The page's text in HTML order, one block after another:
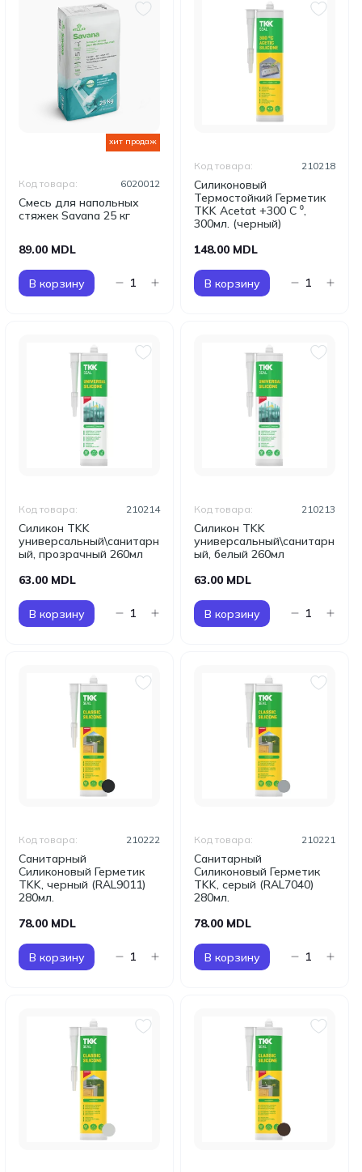
хит продаж
Смесь для напольных
стяжек Savana 25 кг
Код товара: 6020012
89.00 MDL
В корзину
Силиконовый
Термостойкий Герметик
TKK Acetat +300 С ⁰,
300мл. (черный)
Код товара: 210218
148.00 MDL
В корзину
Силикон TKK
универсальный\санитарн
ый, прозрачный 260мл
Код товара: 210214
63.00 MDL
В корзину
Силикон TKK
универсальный\санитарн
ый, белый 260мл
Код товара: 210213
63.00 MDL
В корзину
Санитарный
Силиконовый Герметик
TKK, черный (RAL9011)
280мл.
Код товара: 210222
78.00 MDL
В корзину
Санитарный
Силиконовый Герметик
TKK, серый (RAL7040)
280мл.
Код товара: 210221
78.00 MDL
В корзину